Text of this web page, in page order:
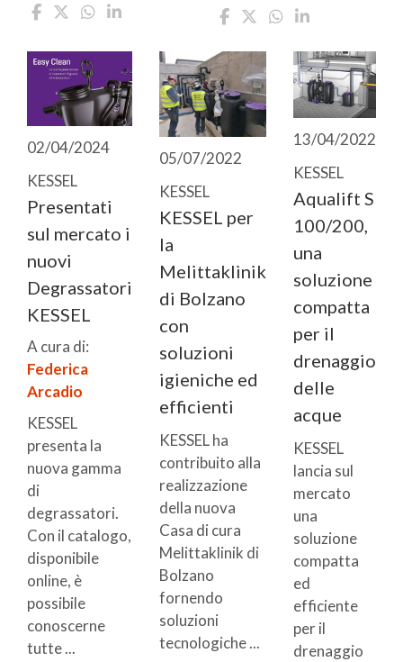
02/04/2024
KESSEL
Presentati
sul mercato i
nuovi
Degrassatori
KESSEL
A cura di:
Federica
Arcadio
KESSEL
presenta la
nuova gamma
di
degrassatori.
Con il catalogo,
disponibile
online, è
possibile
conoscerne
tutte ...
05/07/2022
KESSEL
KESSEL per
la
Melittaklinik
di Bolzano
con
soluzioni
igieniche ed
efficienti
KESSEL ha
contribuito alla
realizzazione
della nuova
Casa di cura
Melittaklinik di
Bolzano
fornendo
soluzioni
tecnologiche ...
13/04/2022
KESSEL
Aqualift S
100/200,
una
soluzione
compatta
per il
drenaggio
delle
acque
KESSEL
lancia sul
mercato
una
soluzione
compatta
ed
efficiente
per il
drenaggio